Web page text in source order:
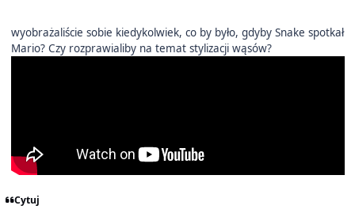
wyobrażaliście sobie kiedykolwiek, co by było, gdyby Snake spotkał
Mario? Czy rozprawialiby na temat stylizacji wąsów?
Cytuj